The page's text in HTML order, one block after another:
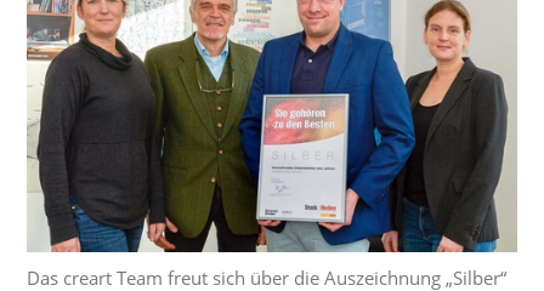
Das creart Team freut sich über die Auszeichnung „Silber“